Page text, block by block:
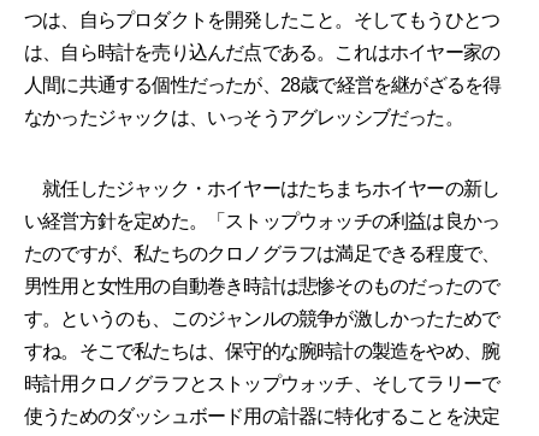
つは、自らプロダクトを開発したこと。そしてもうひとつ
は、自ら時計を売り込んだ点である。これはホイヤー家の
人間に共通する個性だったが、28歳で経営を継がざるを得
なかったジャックは、いっそうアグレッシブだった。
就任したジャック・ホイヤーはたちまちホイヤーの新し
い経営方針を定めた。「ストップウォッチの利益は良かっ
たのですが、私たちのクロノグラフは満足できる程度で、
男性用と女性用の自動巻き時計は悲惨そのものだったので
す。というのも、このジャンルの競争が激しかったためで
すね。そこで私たちは、保守的な腕時計の製造をやめ、腕
時計用クロノグラフとストップウォッチ、そしてラリーで
使うためのダッシュボード用の計器に特化することを決定